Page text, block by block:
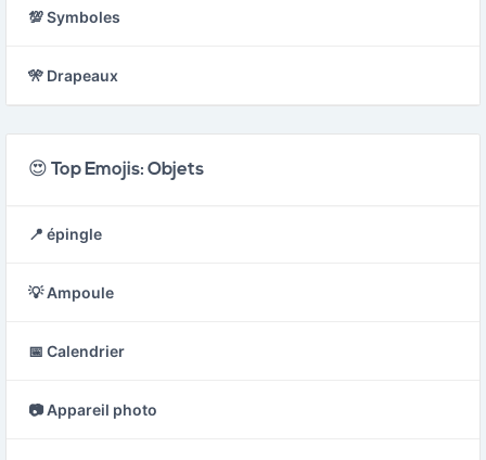
💯 Symboles
🎌 Drapeaux
😍 Top Emojis: Objets
📍 épingle
💡 Ampoule
📅 Calendrier
📷 Appareil photo